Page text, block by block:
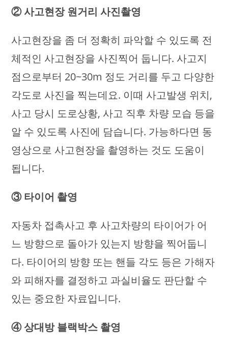
② 사고현장 원거리 사진촬영
사고현장을 좀 더 정확히 파악할 수 있도록 전
체적인 사고현장을 사진찍어 둡니다. 사고지
점으로부터 20~30m 정도 거리를 두고 다양한
각도로 사진을 찍는데요. 이때 사고발생 위치,
사고 당시 도로상황, 사고 직후 차량 모습 등을
알 수 있도록 사진에 담습니다. 가능하다면 동
영상으로 사고현장을 촬영하는 것도 도움이
됩니다.
③ 타이어 촬영
자동차 접촉사고 후 사고차량의 타이어가 어
느 방향으로 돌아가 있는지 방향을 찍어둡니
다. 타이어의 방향 또는 핸들 각도 등은 가해자
와 피해자를 결정하고 과실비율도 판단할 수
있는 중요한 자료입니다.
④ 상대방 블랙박스 촬영